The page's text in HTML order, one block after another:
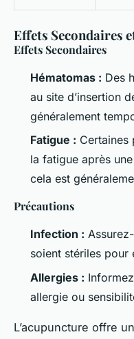
Effets Secondaires
Effets Secondaires
Hématomas : Des
au site d’insertion
généralement
Fatigue : Certaines
la fatigue après
cela est
Précautions
Infection :
soient stériles pour
Allergies :
allergie ou
L’acupuncture offre